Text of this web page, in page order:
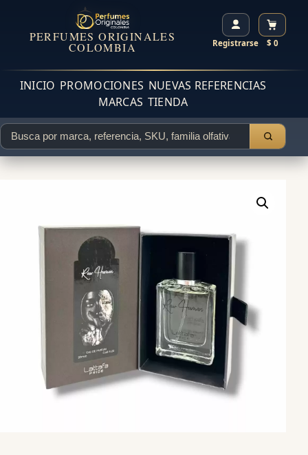
PERFUMES ORIGINALES
COLOMBIA Registrarse $ 0
INICIO PROMOCIONES NUEVAS REFERENCIAS
MARCAS TIENDA